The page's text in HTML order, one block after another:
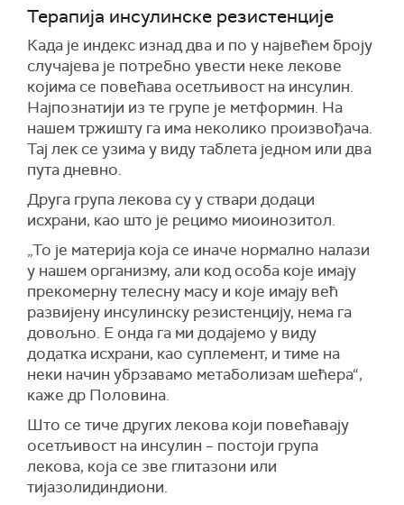
Терапија инсулинске резистенције
Када је индекс изнад два и по у највећем броју
случајева је потребно увести неке лекове
којима се повећава осетљивост на инсулин.
Најпознатији из те групе је метформин. На
нашем тржишту га има неколико произвођача.
Тај лек се узима у виду таблета једном или два
пута дневно.
Друга група лекова су у ствари додаци
исхрани, као што је рецимо миоинозитол.
„То је материја која се иначе нормално налази
у нашем организму, али код особа које имају
прекомерну телесну масу и које имају већ
развијену инсулинску резистенцију, нема га
довољно. Е онда га ми додајемо у виду
додатка исхрани, као суплемент, и тиме на
неки начин убрзавамо метаболизам шећера“,
каже др Половина.
Што се тиче других лекова који повећавају
осетљивост на инсулин – постоји група
лекова, која се зве глитазони или
тијазолидиндиони.